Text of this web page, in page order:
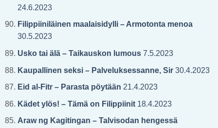
24.6.2023
Filippiiniläinen maalaisidylli – Armotonta menoa
30.5.2023
Usko tai älä – Taikauskon lumous7.5.2023
Kaupallinen seksi – Palveluksessanne, Sir30.4.2023
Eid al-Fitr – Parasta pöytään 21.4.2023
Kädet ylös! – Tämä on Filippiinit18.4.2023
Araw ng Kagitingan – Talvisodan hengessä